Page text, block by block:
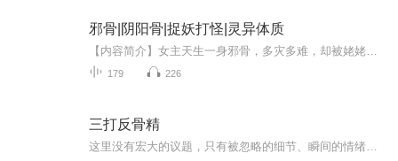
邪骨|阴阳骨|捉妖打怪|灵异体质
179 226
三打反骨精